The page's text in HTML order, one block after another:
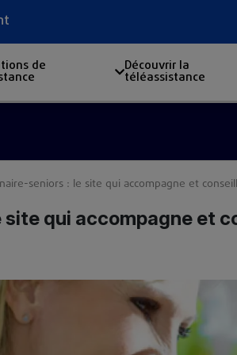
de Découvrir la
téléassistance
seniors : le site qui accompagne et
qui accompagne et